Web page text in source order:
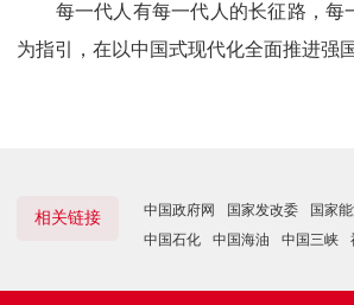
每一代人有每一代人的长征路，每
为指引，在以中国式现代化全面推进强
相关链接 中国政府网 国家发改委 国家
中国石化
中国海油 中国三峡